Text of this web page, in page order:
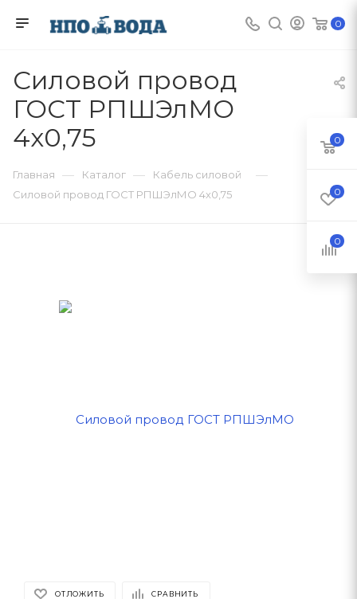
0
Силовой провод
ГОСТ РПШЭлМО
4х0,75
Главная — Каталог — Кабель силовой —
Силовой провод ГОСТ РПШЭлМО 4х0,75
ОТЛОЖИТЬ СРАВНИТЬ
0
0
0